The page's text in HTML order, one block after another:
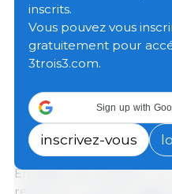
l’ensemble de l’Union
cette situation, la
concrètes à court terme.
accordé afin d’aider
des engrais
et à
Au cours des prochaines
prévoit de mobiliser un
En début de semaine, la
inscrits.
Vous pouvez vous
gratuitement pour
3trois3.com.
Sign up with
inscrivez-vous